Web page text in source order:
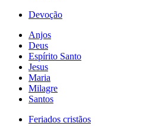
Devoção
Anjos
Deus
Espírito Santo
Jesus
Maria
Milagre
Santos
Feriados cristãos